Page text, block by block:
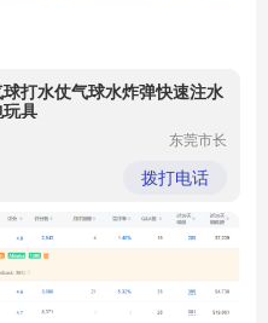
打水仗气球水炸弹快速注水
具
东莞市长
金塑胶制
品厂（个
户）
拨打电话